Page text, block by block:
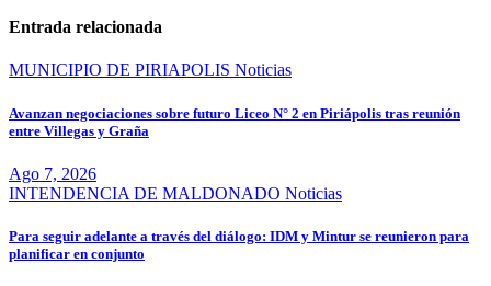
entradas
Entrada relacionada
MUNICIPIO DE PIRIAPOLIS Noticias
Avanzan negociaciones sobre futuro Liceo N° 2 en Piriápolis tras reunión
entre Villegas y Graña
Ago 7, 2026
INTENDENCIA DE MALDONADO Noticias
Para seguir adelante a través del diálogo: IDM y Mintur se reunieron para
planificar en conjunto